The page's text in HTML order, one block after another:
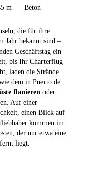
m Beton
die für ihre
Jahr bekannt sind –
Geschäftstag ein
bis Ihr Charterflug
laden die Strände
dem in Puerto de
flanieren oder
Auf einer
einen Blick auf
kommen im
der nur etwa eine
liegt.